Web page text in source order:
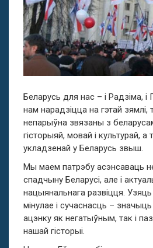
Беларусь для нас – і Радзіма, і
нам нарадзіцца на гэтай
непарыўна звязаны з
гісторыяй, мовай і культурай, а
укладзенай у Беларусь звыш.
Мы маем патрэбу асэнсаваць
спадчыну Беларусі, але і
нацыянальнага развіцця.
мінулае і сучаснасць –
ацэнку як негатыўным, так і
нашай гісторыі.